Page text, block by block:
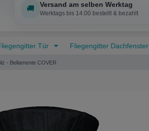
🚚 Versand am selben Werktag
Werktags bis 14:00 bestellt & bezahlt
Tür Fliegengitter Dachfenster
- Bellamente COVER